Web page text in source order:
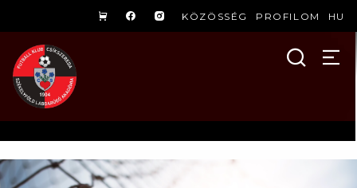
KÖZÖSSÉG PROFILOM HU